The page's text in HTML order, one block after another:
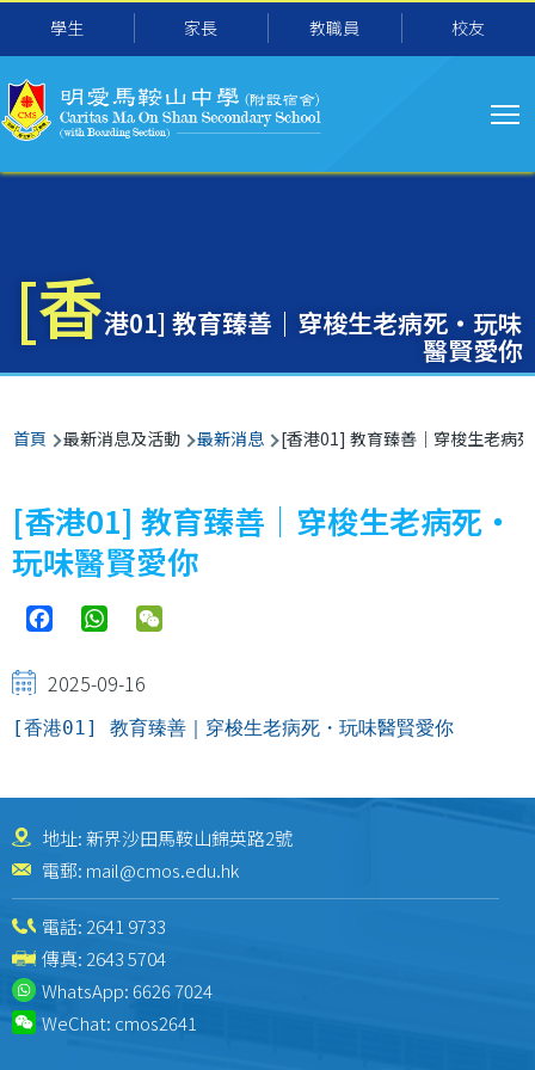
移至主內容
學生 家長 教職員 校友
导
航
[香港01] 教育臻善｜穿梭生老病死・玩味
醫賢愛你
導
航
連
結
首頁 最新消息及活動 最新消息 [香港01] 教育臻善｜穿梭生老病
[香港01] 教育臻善｜穿梭生老病死・
玩味醫賢愛你
FacebookWhatsApp
2025-09-16
[香港01] 教育臻善｜穿梭生老病死・玩味醫賢愛你
地址: 新界沙田馬鞍山錦英路2號
電郵: mail@cmos.edu.hk
電話: 2641 9733
傳真: 2643 5704
WhatsApp:6626 7024
WeChat: cmos2641